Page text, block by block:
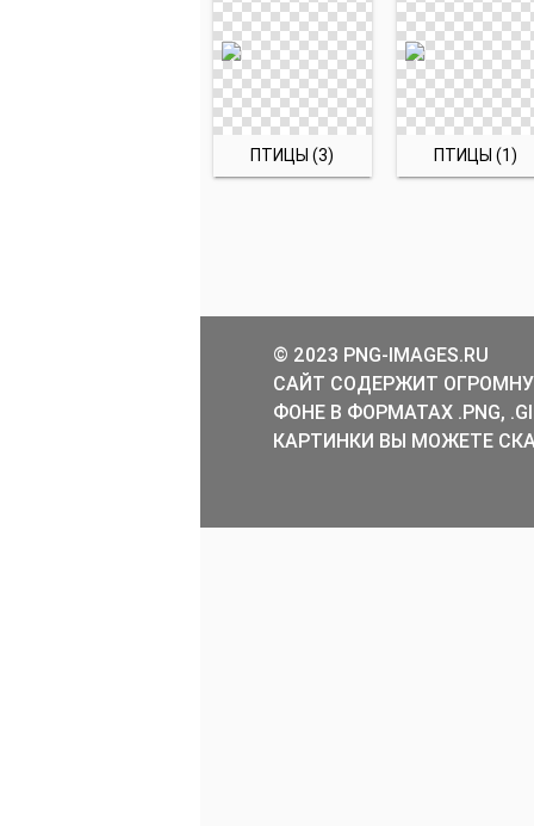
ПТИЦЫ (3) ПТИЦЫ (1)
© 2023 PNG-IMAGES.RU
САЙТ СОДЕРЖИТ
ФОНЕ В ФОРМАТАХ .PNG,
КАРТИНКИ ВЫ МОЖЕТЕ